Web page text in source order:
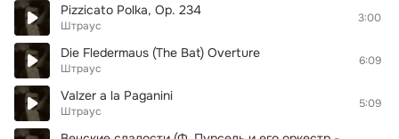
Pizzicato Polka, Op. 234
Штраус
3:00
Die Fledermaus (The Bat) Overture
Штраус
6:09
Valzer a la Paganini
Штраус
5:09